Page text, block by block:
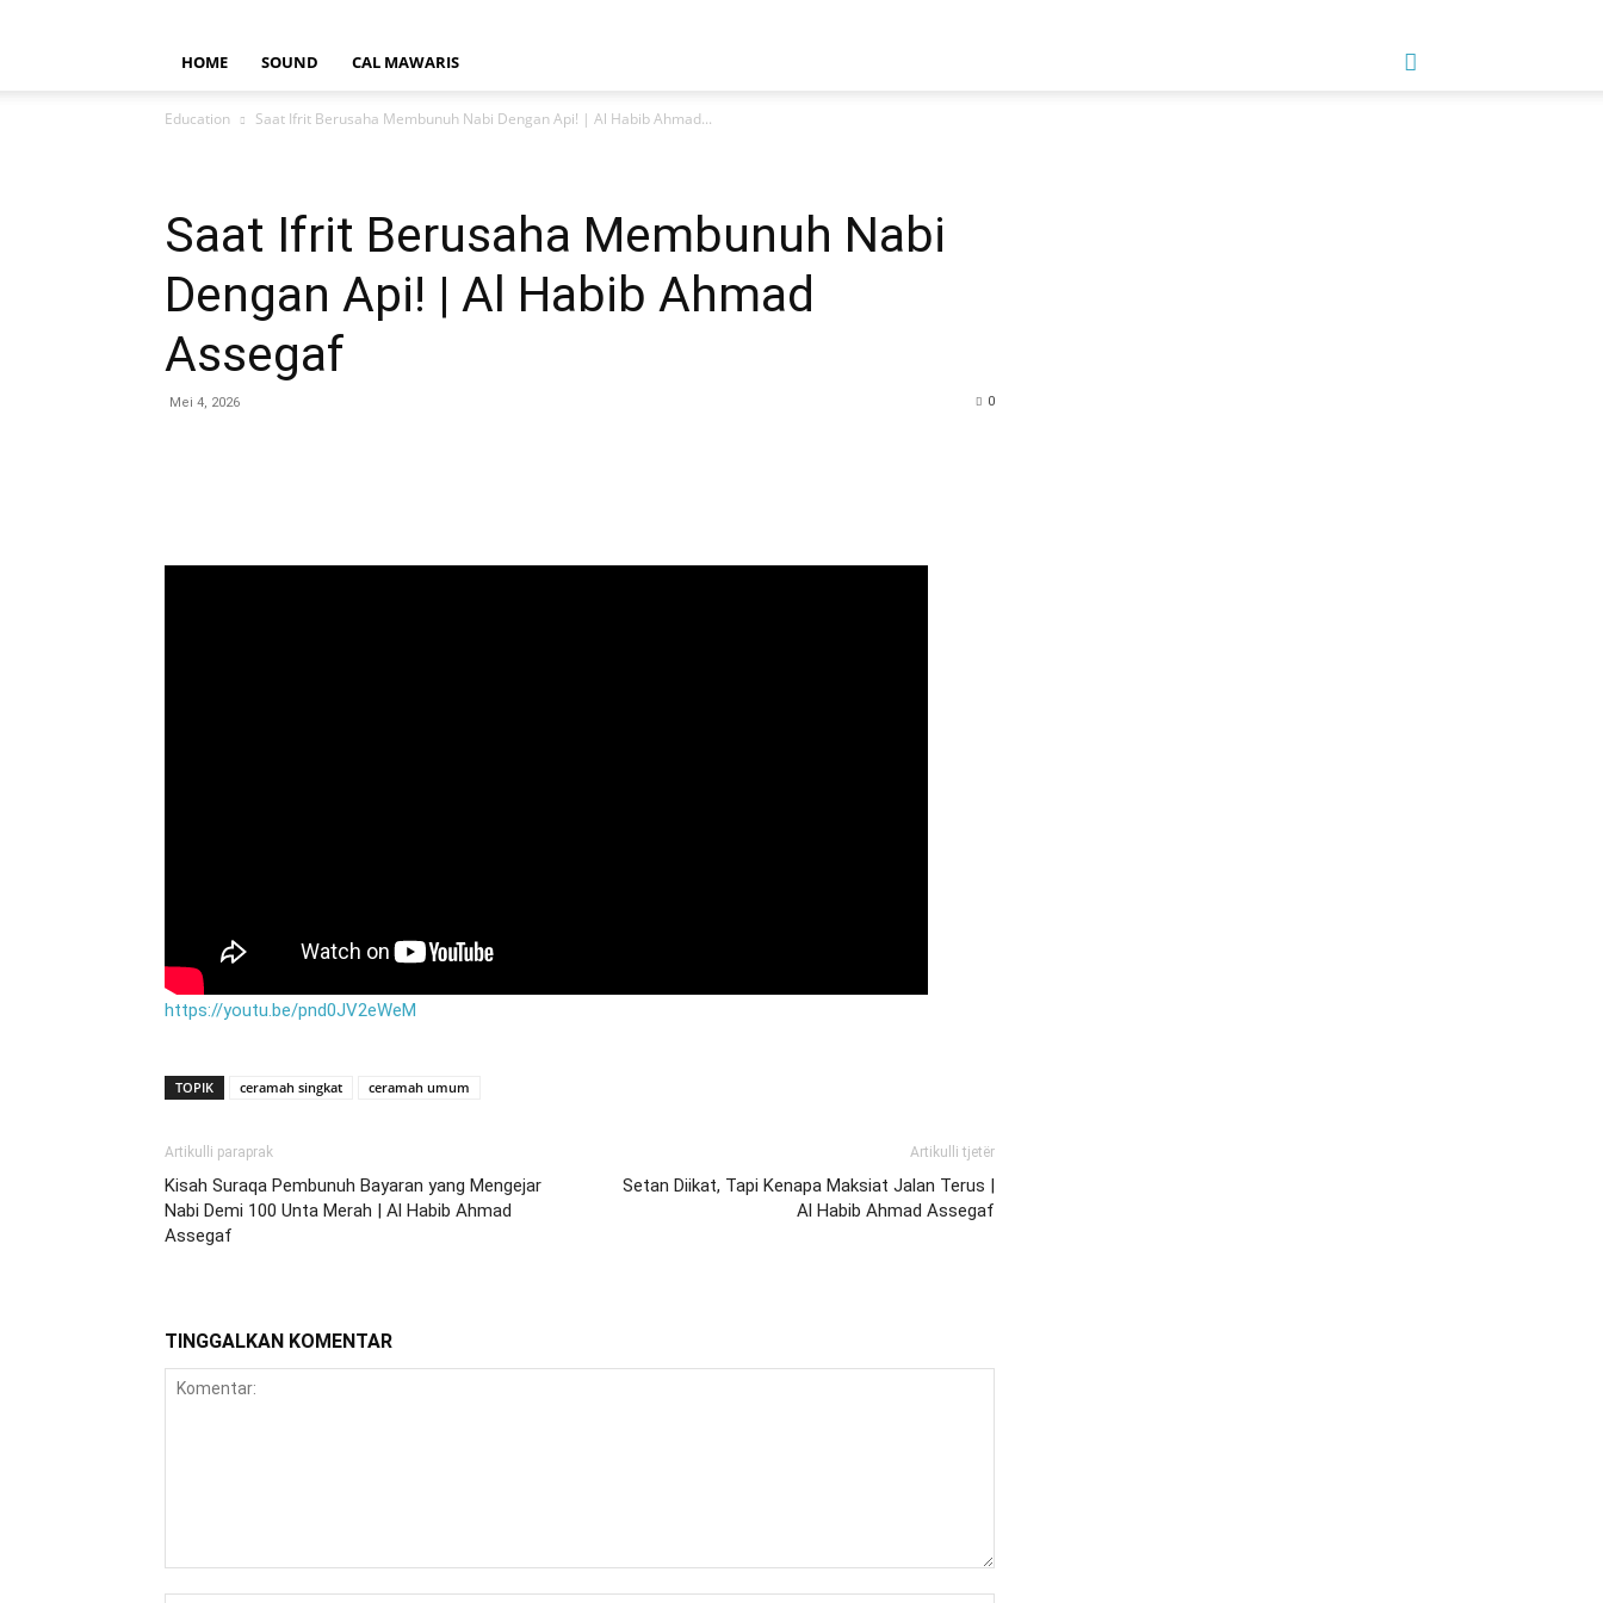
HOME SOUND CAL MAWARIS
Education Saat Ifrit Berusaha Membunuh Nabi Dengan Api! | Al Habib Ahmad...
Saat Ifrit Berusaha Membunuh Nabi
Dengan Api! | Al Habib Ahmad
Assegaf
Mei 4, 2026 0
https://youtu.be/pnd0JV2eWeM
TOPIK ceramah singkat ceramah umum
Artikulli paraprak
Kisah Suraqa Pembunuh Bayaran yang Mengejar
Nabi Demi 100 Unta Merah | Al Habib Ahmad
Assegaf
Artikulli tjetër
Setan Diikat, Tapi Kenapa Maksiat Jalan Terus |
Al Habib Ahmad Assegaf
TINGGALKAN KOMENTAR